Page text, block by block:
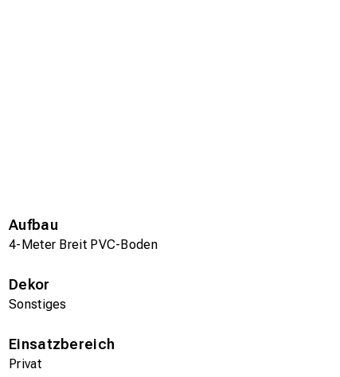
Aufbau
4-Meter Breit PVC-Boden
Dekor
Sonstiges
Einsatzbereich
Privat